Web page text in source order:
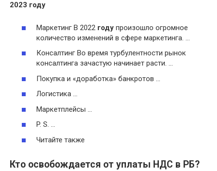
2023 году
Маркетинг В 2022 году произошло огромное
количество изменений в сфере маркетинга. …
Консалтинг Во время турбулентности рынок
консалтинга зачастую начинает расти. …
Покупка и «доработка» банкротов …
Логистика …
Маркетплейсы …
P. S. …
Читайте также
Кто освобождается от уплаты НДС в РБ?